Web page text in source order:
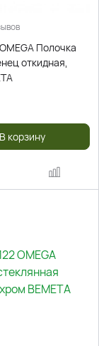
Полочка
откидная,
В корзину